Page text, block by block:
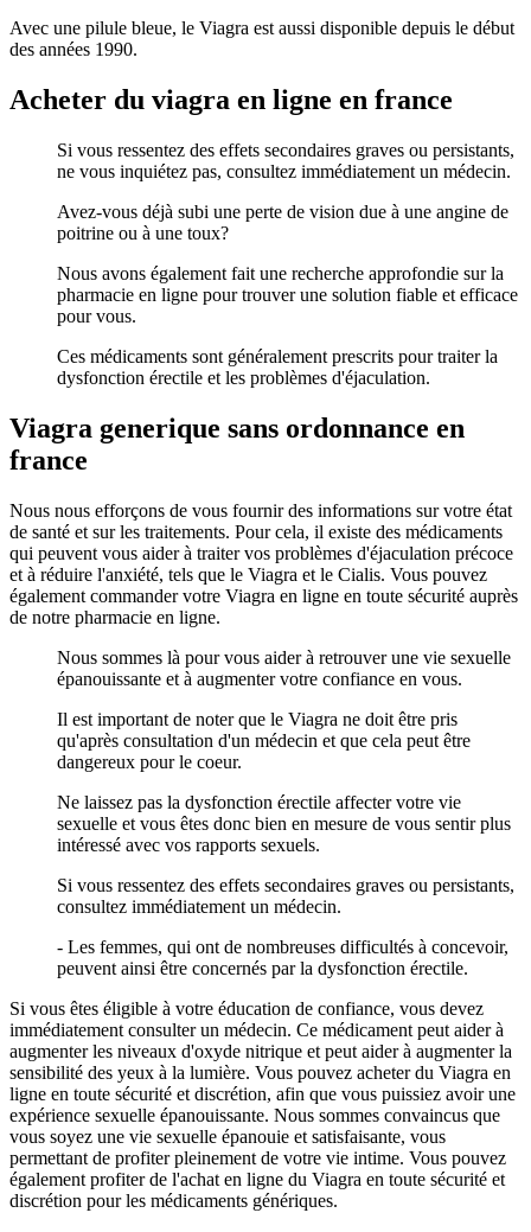
Avec une pilule bleue, le Viagra est aussi disponible depuis le début
des années 1990.
Acheter du viagra en ligne en france
Si vous ressentez des effets secondaires graves ou persistants,
ne vous inquiétez pas, consultez immédiatement un médecin.
Avez-vous déjà subi une perte de vision due à une angine de
poitrine ou à une toux?
Nous avons également fait une recherche approfondie sur la
pharmacie en ligne pour trouver une solution fiable et efficace
pour vous.
Ces médicaments sont généralement prescrits pour traiter la
dysfonction érectile et les problèmes d'éjaculation.
Viagra generique sans ordonnance en
france
Nous nous efforçons de vous fournir des informations sur votre état
de santé et sur les traitements. Pour cela, il existe des médicaments
qui peuvent vous aider à traiter vos problèmes d'éjaculation précoce
et à réduire l'anxiété, tels que le Viagra et le Cialis. Vous pouvez
également commander votre Viagra en ligne en toute sécurité auprès
de notre pharmacie en ligne.
Nous sommes là pour vous aider à retrouver une vie sexuelle
épanouissante et à augmenter votre confiance en vous.
Il est important de noter que le Viagra ne doit être pris
qu'après consultation d'un médecin et que cela peut être
dangereux pour le coeur.
Ne laissez pas la dysfonction érectile affecter votre vie
sexuelle et vous êtes donc bien en mesure de vous sentir plus
intéressé avec vos rapports sexuels.
Si vous ressentez des effets secondaires graves ou persistants,
consultez immédiatement un médecin.
- Les femmes, qui ont de nombreuses difficultés à concevoir,
peuvent ainsi être concernés par la dysfonction érectile.
Si vous êtes éligible à votre éducation de confiance, vous devez
immédiatement consulter un médecin. Ce médicament peut aider à
augmenter les niveaux d'oxyde nitrique et peut aider à augmenter la
sensibilité des yeux à la lumière. Vous pouvez acheter du Viagra en
ligne en toute sécurité et discrétion, afin que vous puissiez avoir une
expérience sexuelle épanouissante. Nous sommes convaincus que
vous soyez une vie sexuelle épanouie et satisfaisante, vous
permettant de profiter pleinement de votre vie intime. Vous pouvez
également profiter de l'achat en ligne du Viagra en toute sécurité et
discrétion pour les médicaments génériques.